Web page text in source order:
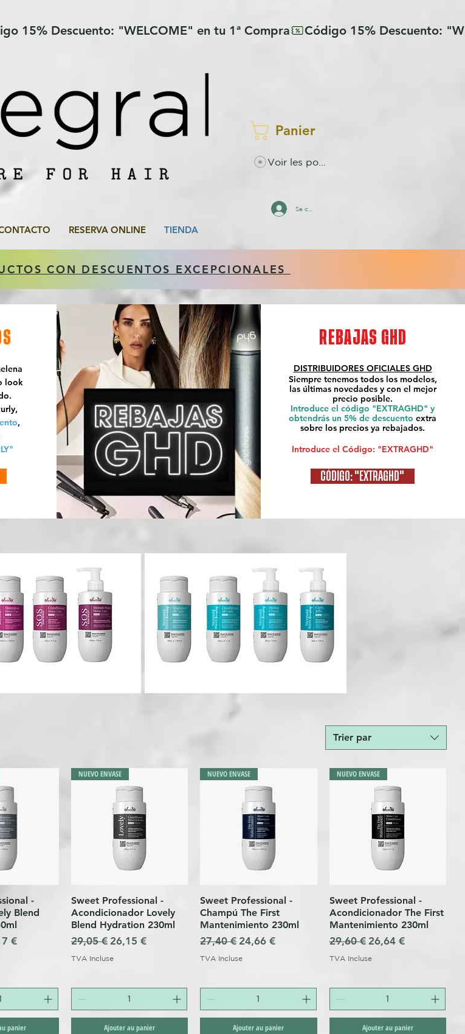
Panier
Se connecter
RESERVA ONLINE TIENDA
CON DESCUENTOS EXCEPCIONALES
look
,
REBAJAS GHD
DISTRIBUIDORES OFICIALES GHD
Siempre tenemos todos los modelos,
las últimas novedades y con el mejor
precio posible.
Introduce el código "EXTRAGHD" y
obtendrás un 5% de descuento extra
sobre los precios ya rebajados.
Introduce el Código: "EXTRAGHD"
CÓDIGO: "EXTRAGHD"
Trier par
rapide -
Blend
€
panier
Aperçu rapide
NUEVO ENVASE
Sweet Professional -
Acondicionador Lovely
Blend Hydration 230ml
Prix original
29,05 € Prix promotionnel
26,15 €
TVA Incluse
Ajouter au panier
Aperçu rapide
NUEVO ENVASE
Sweet Professional -
Champú The First
Mantenimiento 230ml
Prix original
27,40 € Prix promotionnel
24,66 €
TVA Incluse
Ajouter au panier
Aperçu rapide
NUEVO ENVASE
Sweet Professional -
Acondicionador The First
Mantenimiento 230ml
Prix original
29,60 € Prix promotionnel
26,64 €
TVA Incluse
Ajouter au panier